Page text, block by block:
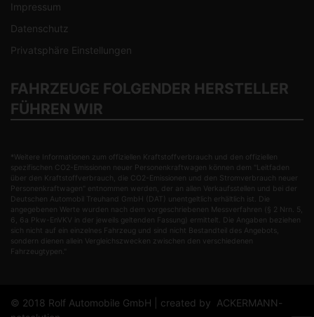
Impressum
Datenschutz
Privatsphäre Einstellungen
FAHRZEUGE FOLGENDER HERSTELLER
FÜHREN WIR
*Weitere Informationen zum offiziellen Kraftstoffverbrauch und den offiziellen
spezifischen CO2-Emissionen neuer Personenkraftwagen können dem "Leitfaden
über den Kraftstoffverbrauch, die CO2-Emissionen und den Stromverbrauch neuer
Personenkraftwagen" entnommen werden, der an allen Verkaufsstellen und bei der
Deutschen Automobil Treuhand GmbH (DAT) unentgeltlich erhältlich ist. Die
angegebenen Werte wurden nach dem vorgeschriebenen Messverfahren (§ 2 Nrn. 5,
6, 6a Pkw-EnVKV in der jeweils geltenden Fassung) ermittelt. Die Angaben beziehen
sich nicht auf ein einzelnes Fahrzeug und sind nicht Bestandteil des Angebots,
sondern dienen allein Vergleichszwecken zwischen den verschiedenen
Fahrzeugtypen."
© 2018 Rolf Automobile GmbH | created by ACKERMANN-